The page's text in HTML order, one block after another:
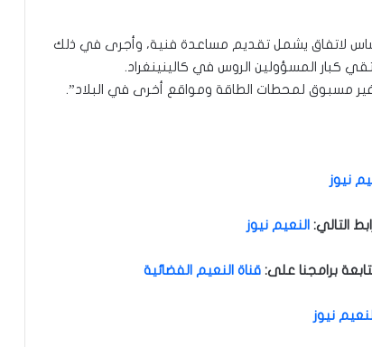
لاتفاق يشمل تقديم مساعدة فنية، وأجرى في ذلك
كبار المسؤولين الروس في كالينينغراد.
مسبوق لمحطات الطاقة ومواقع أخرى في البلاد”.
نيوز
التالي: النعيم نيوز
برامجنا على: قناة النعيم الفضائية
نيوز